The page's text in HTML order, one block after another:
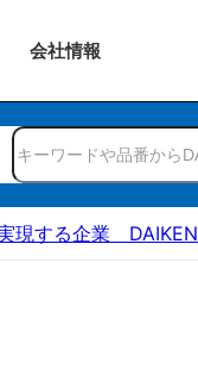
会社情報
現する企業 DAIKEN